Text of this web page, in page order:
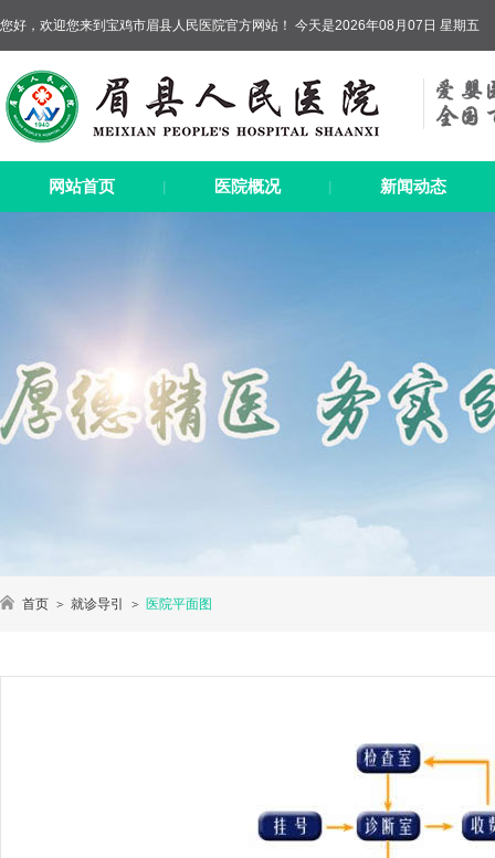
您好，欢迎您来到宝鸡市眉县人民医院官方网站！ 今天是2026年08月07日 星期五
网站首页 医院概况 新闻动态
首页 就诊导引 医院平面图